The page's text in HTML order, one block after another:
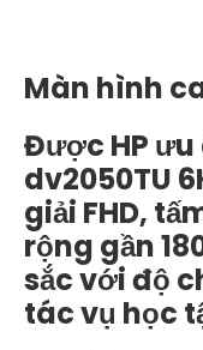
Màn hình
Được HP
dv2050TU
giải FHD,
rộng gần
sắc với độ
tác vụ học